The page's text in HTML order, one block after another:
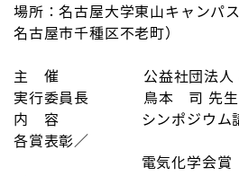
場所：名古屋大学東山キャンパ
名古屋市千種区不老町）
主 催 公益社団法人 電
実行委員長 鳥本 司 先生（
内 容 シンポジウム講演
各賞表彰／
電気化学会賞（武井